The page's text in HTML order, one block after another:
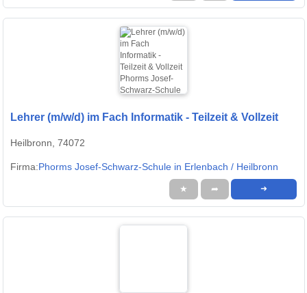
Lehrer (m/w/d) im Fach Informatik - Teilzeit & Vollzeit
Heilbronn, 74072
Firma:Phorms Josef-Schwarz-Schule in Erlenbach / Heilbronn
★ ➦ ➜